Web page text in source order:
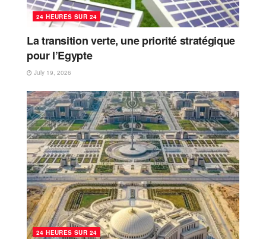
24 HEURES SUR 24
La transition verte, une priorité stratégique
pour l’Egypte
July 19, 2026
24 HEURES SUR 24